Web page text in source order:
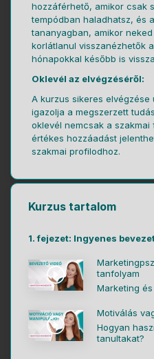
hozzáférhető, amikor csak
tempódban haladhatsz, és
tananyagban, amikor
korlátlanul visszanézhetők
hónapokkal később is
Oklevél az elvégzéséről:
A kurzus sikeres elvégzése
igazolja a megszerzett
oklevél nemcsak a
értékes hozzáadást
szakmai profilodhoz.
Kurzus tartalom
1. fejezet: Ingyenes
tanfolyam
Marketing
Motiválás
Hogyan
tanultakat?